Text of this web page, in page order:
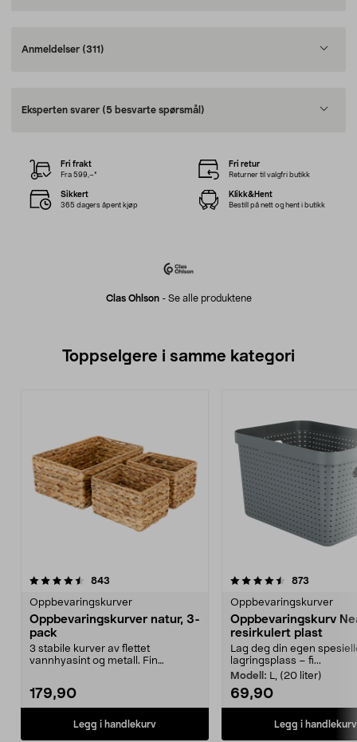
Anmeldelser (311)
Eksperten svarer (5 besvarte spørsmål)
Clas Ohlson- Se alle produktene
Fri frakt
Fra 599,–*
Fri retur
Returner til valgfri butikk
Sikkert
365 dagers åpent kjøp
Klikk&Hent
Bestill på nett og hent i butikk
Toppselgere i samme kategori
843
Oppbevaringskurver
Oppbevaringskurver natur, 3-
pack
3 stabile kurver av flettet
vannhyasint og metall. Fin
179,90
Legg i handlekurv
4.5 av 5 stjerner 873
Oppbevaringskurver
Oppbevaringskurv
resirkulert plast
Lag deg din egen
lagringsplass – fi...
Modell: L, (20 liter)
69,90
Legg i handlekurv
4.5 av 5 stjerner